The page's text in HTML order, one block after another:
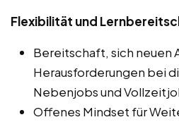
Flexibilität und
Bereitschaft, sich neuen
Herausforderungen bei
Nebenjobs und
Offenes Mindset für